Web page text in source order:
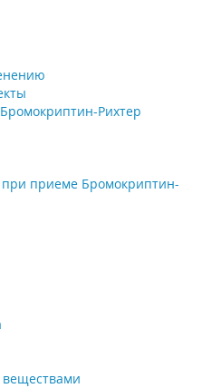
Рихтер
приеме Бромокриптин-
веществами